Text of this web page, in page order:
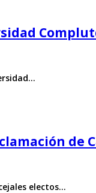
de
electos…